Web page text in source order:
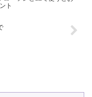
ト